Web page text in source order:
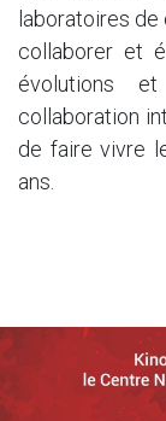
laboratoires de
collaborer et
évolutions
collaboration
de faire vivre
ans.